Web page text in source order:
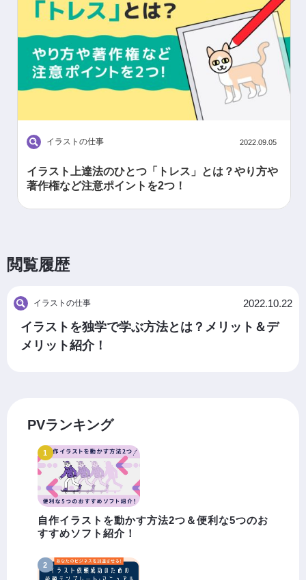
イラストの仕事 2022.09.05
イラスト上達法のひとつ「トレス」とは？やり方や
著作権など注意ポイントを2つ！
閲覧履歴
イラストの仕事 2022.10.22
イラストを独学で学ぶ方法とは？メリット＆デ
メリット紹介！
PVランキング
自作イラストを動かす方法2つ＆便利な5つのお
すすめソフト紹介！